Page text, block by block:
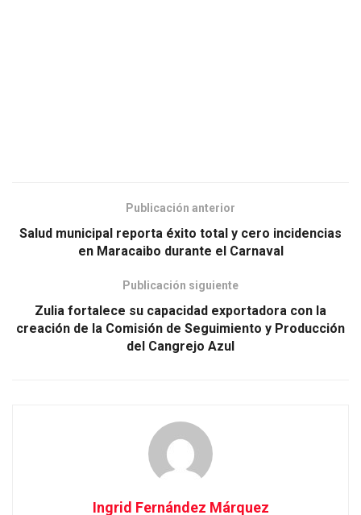
Publicación anterior
Salud municipal reporta éxito total y cero incidencias
en Maracaibo durante el Carnaval
Publicación siguiente
Zulia fortalece su capacidad exportadora con la
creación de la Comisión de Seguimiento y Producción
del Cangrejo Azul
Ingrid Fernández Márquez